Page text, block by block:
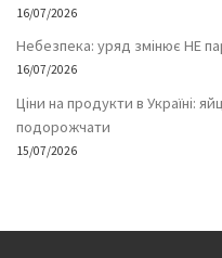
16/07/2026
Небезпека: уряд змінює НЕ
16/07/2026
Ціни на продукти в Україні:
подорожчати
15/07/2026